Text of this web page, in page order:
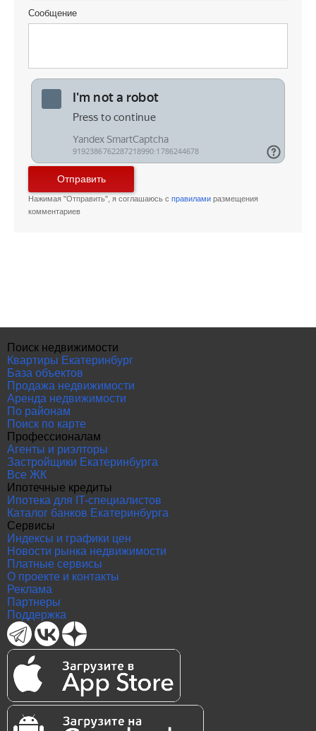
Сообщение
Отправить
Нажимая "Отправить", я соглашаюсь с правилами размещения
комментариев
Поиск недвижимости
Квартиры Екатеринбург
База объектов
Продажа недвижимости
Аренда недвижимости
По районам
Поиск по карте
Профессионалам
Агенты и риэлторы
Застройщики Екатеринбурга
Все ЖК
Ипотечные кредиты
Ипотека для IT-специалистов
Каталог банков Екатеринбурга
Сервисы
Индексы и графики цен
Новости рынка недвижимости
Платные сервисы
О проекте и контакты
Реклама
Партнеры
Поддержка